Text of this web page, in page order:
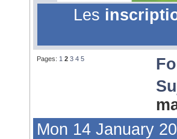
Les
Pages: 1 2 3 4 5
Mon 14 January